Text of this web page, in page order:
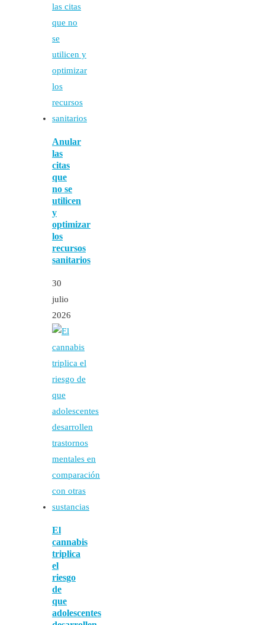
Anular
las
citas
que
no se
utilicen
y
optimizar
los
recursos
sanitarios
30
julio
2026
El
cannabis
triplica
el
riesgo
de
que
adolescentes